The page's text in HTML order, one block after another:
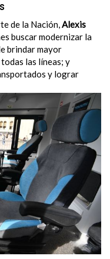
de la Nación,Alexis
buscar modernizar la
brindar mayor
las líneas; y
y lograr